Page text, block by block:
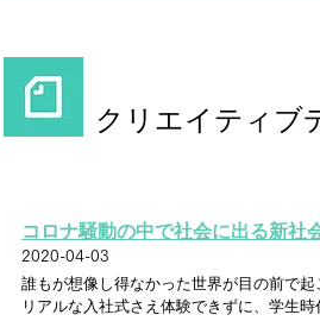
クリエイティブ
コロナ騒動の中で社会に出る新社
2020-04-03
誰もが想像し得なかった世界が目の前で
リアルな入社式さえ体験できずに、学生